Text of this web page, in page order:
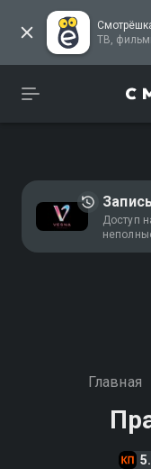
Доступ
Главная